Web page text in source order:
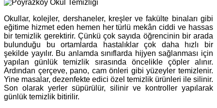
Okullar, kolejler, dershaneler, kreşler ve fakülte binaları gibi
eğitime hizmet eden hemen her türlü mekân ciddi ve hassas
bir temizlik gerektirir. Çünkü çok sayıda öğrencinin bir arada
bulunduğu bu ortamlarda hastalıklar çok daha hızlı bir
şekilde yayılır. Bu anlamda sınıflarda hijyen sağlanması için
yapılan günlük temizlik sırasında öncelikle çöpler alınır.
Ardından çerçeve, pano, cam önleri gibi yüzeyler temizlenir.
Yine masalar, dezenfekte edici özel temizlik ürünleri ile silinir.
Son olarak yerler süpürülür, silinir ve kontroller yapılarak
günlük temizlik bitirilir.